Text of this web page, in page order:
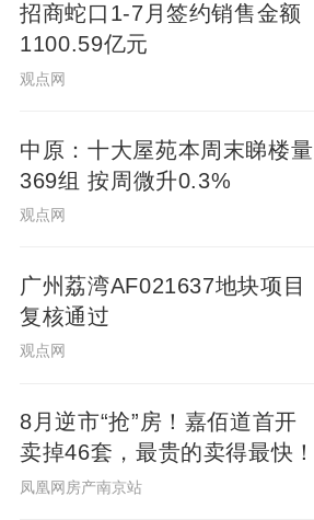
招商蛇口1-7月签约销售金额
1100.59亿元
观点网
中原：十大屋苑本周末睇楼量
369组 按周微升0.3%
观点网
广州荔湾AF021637地块项目
复核通过
观点网
8月逆市“抢”房！嘉佰道首开
卖掉46套，最贵的卖得最快！
凤凰网房产南京站